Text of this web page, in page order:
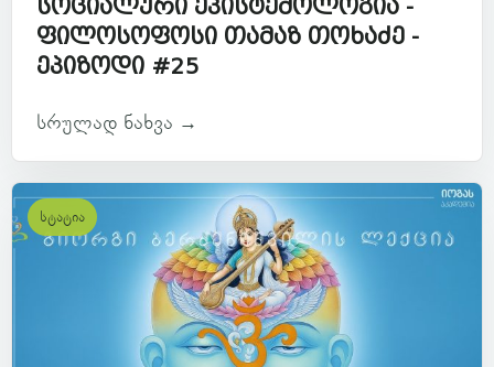
სოციალური ეპისტემოლოგია -
ფილოსოფოსი თამაზ თოხაძე -
ეპიზოდი #25
სრულად ნახვა →
სტატია